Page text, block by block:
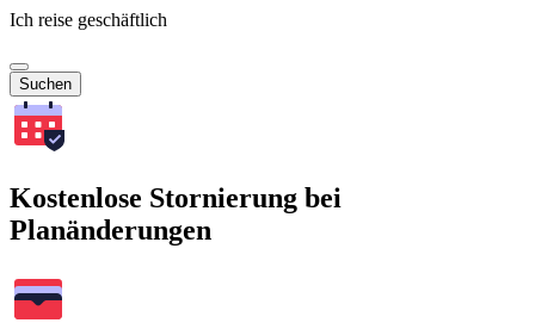
Ich reise geschäftlich
Suchen
Kostenlose Stornierung bei
Planänderungen